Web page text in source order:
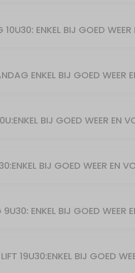
en cardio /gewichtjes